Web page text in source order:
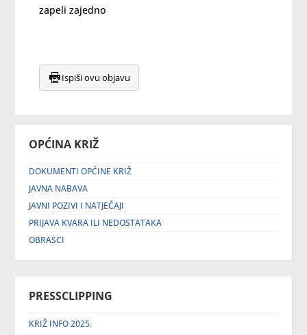
OPĆINA KRIŽ
DOKUMENTI OPĆINE KRIŽ
JAVNA NABAVA
JAVNI POZIVI I NATJEČAJI
PRIJAVA KVARA ILI NEDOSTATAKA
OBRASCI
PRESSCLIPPING
KRIŽ INFO 2025.
zapeli zajedno
Ispiši ovu objavu